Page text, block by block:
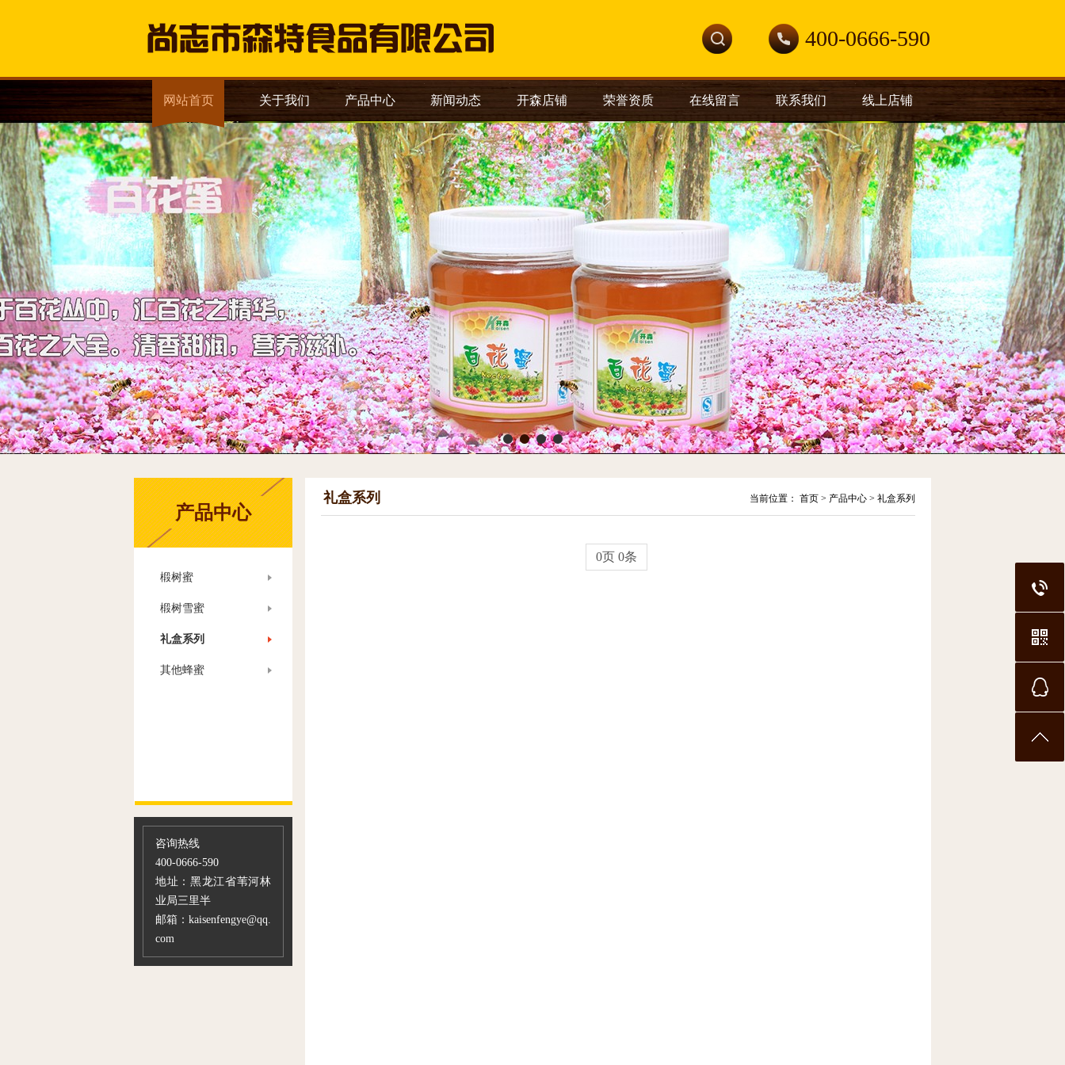
400-0666-590
网站首页 关于我们 产品中心 新闻动态 开森店铺 荣誉资质 在线留言 联系我们 线上店铺
产品中心
椴树蜜
椴树雪蜜
礼盒系列
其他蜂蜜
咨询热线
400-0666-590
地址：黑龙江省苇河林
业局三里半
邮箱：kaisenfengye@qq.
com
礼盒系列 当前位置： 首页 > 产品中心 > 礼盒系列
0页 0条